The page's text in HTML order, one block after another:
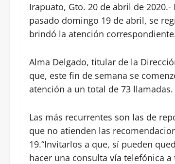
Irapuato, Gto. 20 de abril de
pasado domingo 19 de abril, se
brindó la atención
Alma Delgado, titular de la
que, este fin de semana se
atención a un total de 73 llamadas.
Las más recurrentes son las de
que no atienden las
19.“Invitarlos a que, sí pueden
hacer una consulta vía telefónica